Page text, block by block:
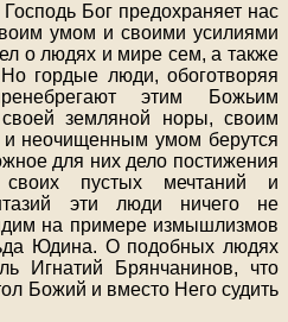
Бог предохраняет нас
умом и своими усилиями
о людях и мире сем, а также
гордые люди, обоготворяя
этим Божьим
земляной норы, своим
неочищенным умом берутся
для них дело постижения
пустых мечтаний и
эти люди ничего не
на примере измышлизмов
Юдина. О подобных людях
Игнатий Брянчанинов, что
Божий и вместо Него судить